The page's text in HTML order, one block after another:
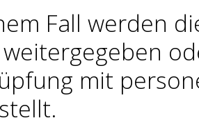
Fall werden
mit